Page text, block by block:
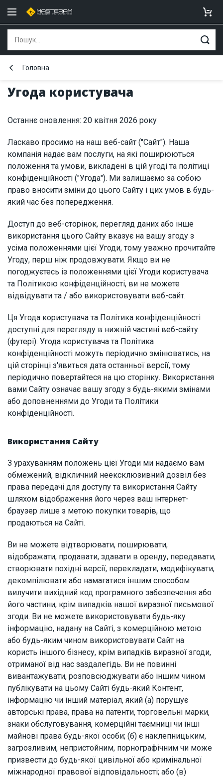
Угода користувача
Головна
Останнє оновлення: 20 квітня 2026 року
Ласкаво просимо на наш веб-сайт ("Сайт"). Наша
компанія надає вам послуги, на які поширюються
положення та умови, викладені в цій угоді та політиці
конфіденційності ("Угода"). Ми залишаємо за собою
право вносити зміни до цього Сайту і цих умов в будь-
який час без попередження.
Доступ до веб-сторінок, перегляд даних або інше
використання цього Сайту вказує на вашу згоду з
усіма положеннями цієї Угоди, тому уважно прочитайте
Угоду, перш ніж продовжувати. Якщо ви не
погоджуєтесь із положеннями цієї Угоди користувача
та Політикою конфіденційності, ви не можете
відвідувати та / або використовувати веб-сайт.
Ця Угода користувача та Політика конфіденційності
доступні для перегляду в нижній частині веб-сайту
(футері). Угода користувача та Політика
конфіденційності можуть періодично змінюватись; на
цій сторінці з'явиться дата останньої версії, тому
періодично повертайтеся на цю сторінку. Використання
вами Сайту означає вашу згоду з будь-якими змінами
або доповненнями до Угоди та Політики
конфіденційності.
Використання Сайту
З урахуванням положень цієї Угоди ми надаємо вам
обмежений, відкличний неексклюзивний дозвіл без
права передачі для доступу та використання Сайту
шляхом відображення його через ваш інтернет-
браузер лише з метою покупки товарів, що
продаються на Сайті.
Ви не можете відтворювати, поширювати,
відображати, продавати, здавати в оренду, передавати,
створювати похідні версії, перекладати, модифікувати,
декомпілювати або намагатися іншим способом
вилучити вихідний код програмного забезпечення або
його частини, крім випадків нашої виразної письмової
згоди. Ви не можете використовувати будь-яку
інформацію, надану на Сайті, з комерційною метою
або будь-яким чином використовувати Сайт на
користь іншого бізнесу, крім випадків виразної згоди,
отриманої від нас заздалегідь. Ви не повинні
вивантажувати, розповсюджувати або іншим чином
публікувати на цьому Сайті будь-який Контент,
інформацію чи інший матеріал, який (а) порушує
авторські права, права на патенти, торговельні марки,
знаки обслуговування, комерційні таємниці чи інші
майнові права будь-якої особи; (б) є наклепницьким,
загрозливим, непристойним, порнографічним чи може
призвести до будь-якої цивільної або кримінальної
міжнародної правової відповідальності; або (в)